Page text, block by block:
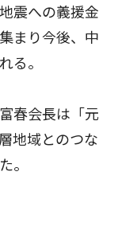
震への義援金
まり今後、中
る。
春会長は「元
地域とのつな
。